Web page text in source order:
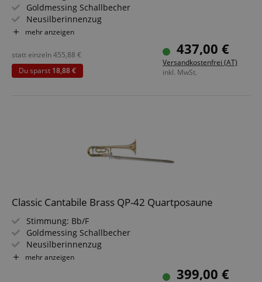
Goldmessing Schallbecher
Neusilberinnenzug
Schallbecher: 215 mm
Inklusive Mundstück und Koffer
Sparset inklusive Metro-Tuner, Posaunenständer und
Notenständer
mehr anzeigen
437,00 €
Versandkostenfrei (AT)
inkl. MwSt.
statt einzeln455,88 €
Du sparst 18,88 €
Classic Cantabile Brass QP-42 Quartposaune
Stimmung: Bb/F
Goldmessing Schallbecher
Neusilberinnenzug
Schallbecher: 215 mm
mehr anzeigen
399,00 €